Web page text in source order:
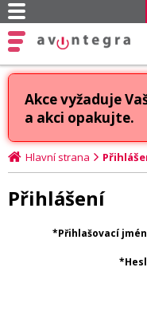
Akce vyžaduje
a akci opakujte.
Hlavní strana
Přihlášení
Přihlašovací